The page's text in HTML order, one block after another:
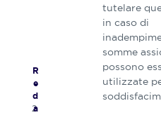
2
R
e
d
a
tutelare
in caso di
somme
possono
utilizzate